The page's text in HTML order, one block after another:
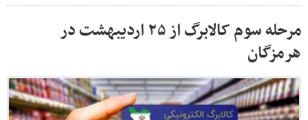
مرحله سوم کالابرگ از ۲۵ اردیبهشت در
هرمزگان